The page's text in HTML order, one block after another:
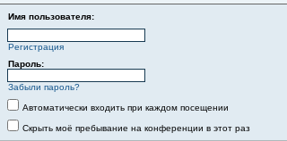
Имя пользователя:
Регистрация
Пароль:
Забыли пароль?
Автоматически входить при каждом посещении
Скрыть моё пребывание на конференции в этот раз